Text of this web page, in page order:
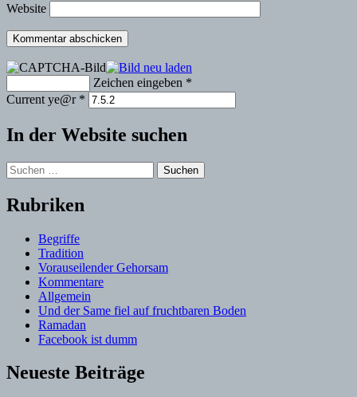
Website
Zeichen eingeben *
Current ye@r *
In der Website suchen
Suchen
nach:
Rubriken
Begriffe
Tradition
Vorauseilender Gehorsam
Kommentare
Allgemein
Und der Same fiel auf fruchtbaren Boden
Ramadan
Facebook ist dumm
Neueste Beiträge